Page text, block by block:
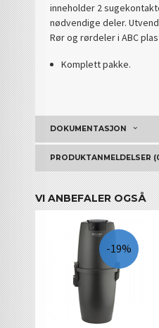
inneholder 2
nødvendige deler.
Rør og rørdeler i ABC
Komplett pakke.
DOKUMENTASJON
PRODUKTANMELDELSER
VI ANBEFALER OGSÅ
-19%